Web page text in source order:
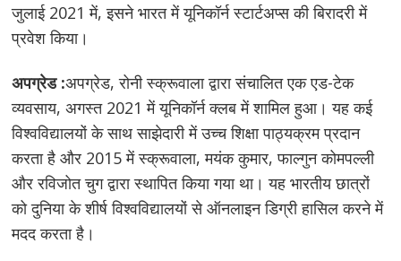
जुलाई 2021 में, इसने भारत में यूनिकॉर्न स्टार्टअप्स की बिरादरी में
प्रवेश किया।
अपग्रेड :अपग्रेड, रोनी स्क्रूवाला द्वारा संचालित एक एड-टेक
व्यवसाय, अगस्त 2021 में यूनिकॉर्न क्लब में शामिल हुआ। यह कई
विश्वविद्यालयों के साथ साझेदारी में उच्च शिक्षा पाठ्यक्रम प्रदान
करता है और 2015 में स्क्रूवाला, मयंक कुमार, फाल्गुन कोमपल्ली
और रविजोत चुग द्वारा स्थापित किया गया था। यह भारतीय छात्रों
को दुनिया के शीर्ष विश्वविद्यालयों से ऑनलाइन डिग्री हासिल करने में
मदद करता है।